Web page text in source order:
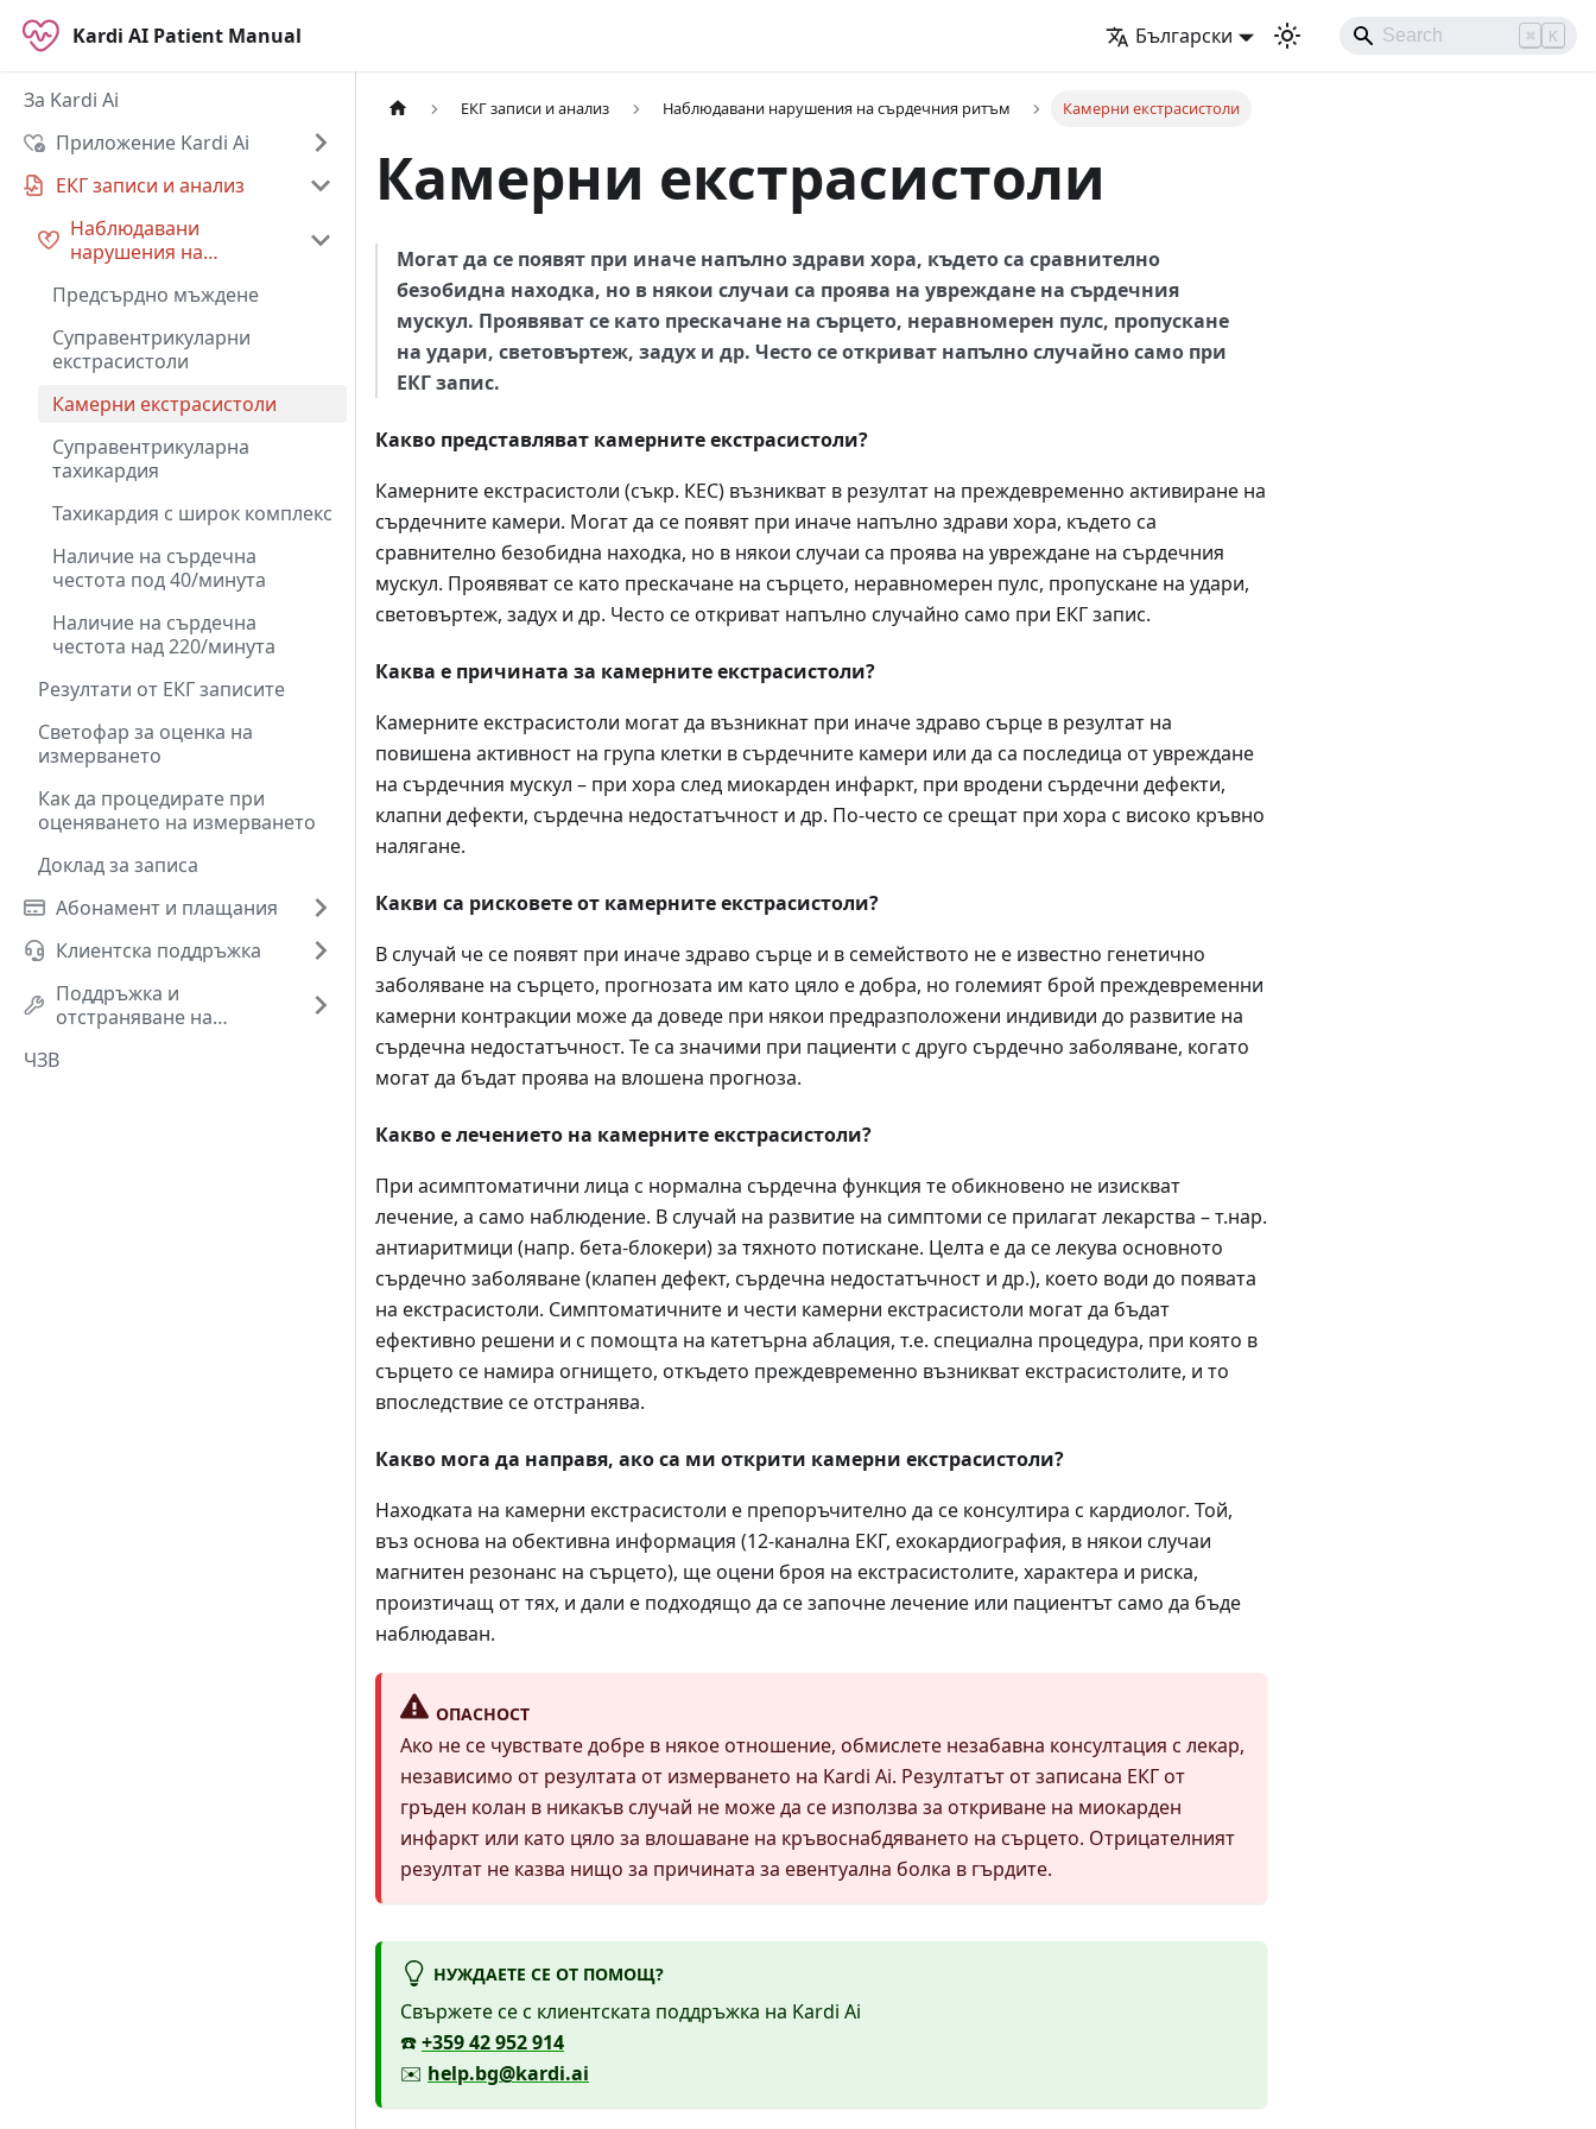
Kardi AI Patient Manual Български ⌘ K
За Kardi Ai
Приложение Kardi Ai
ЕКГ записи и анализ
Наблюдавани
нарушения на
Предсърдно мъждене
Суправентрикуларни
екстрасистоли
Камерни екстрасистоли
Суправентрикуларна
тахикардия
Тахикардия с широк комплекс
Наличие на сърдечна
честота под 40/минута
Наличие на сърдечна
честота над 220/минута
Резултати от ЕКГ записите
Светофар за оценка на
измерването
Как да процедирате при
оценяването на измерването
Доклад за записа
Абонамент и плащания
Клиентска поддръжка
Поддръжка и
отстраняване на
ЧЗВ
ЕКГ записи и анализ Наблюдавани нарушения на сърдечния ритъм Камерни екстрасистоли
Камерни екстрасистоли
Могат да се появят при иначе напълно здрави хора, където са сравнително
безобидна находка, но в някои случаи са проява на увреждане на сърдечния
мускул. Проявяват се като прескачане на сърцето, неравномерен пулс, пропускане
на удари, световъртеж, задух и др. Често се откриват напълно случайно само при
ЕКГ запис.
Какво представляват камерните екстрасистоли?
Камерните екстрасистоли (съкр. КЕС) възникват в резултат на преждевременно активиране на
сърдечните камери. Могат да се появят при иначе напълно здрави хора, където са
сравнително безобидна находка, но в някои случаи са проява на увреждане на сърдечния
мускул. Проявяват се като прескачане на сърцето, неравномерен пулс, пропускане на удари,
световъртеж, задух и др. Често се откриват напълно случайно само при ЕКГ запис.
Каква е причината за камерните екстрасистоли?
Камерните екстрасистоли могат да възникнат при иначе здраво сърце в резултат на
повишена активност на група клетки в сърдечните камери или да са последица от увреждане
на сърдечния мускул – при хора след миокарден инфаркт, при вродени сърдечни дефекти,
клапни дефекти, сърдечна недостатъчност и др. По-често се срещат при хора с високо кръвно
налягане.
Какви са рисковете от камерните екстрасистоли?
В случай че се появят при иначе здраво сърце и в семейството не е известно генетично
заболяване на сърцето, прогнозата им като цяло е добра, но големият брой преждевременни
камерни контракции може да доведе при някои предразположени индивиди до развитие на
сърдечна недостатъчност. Те са значими при пациенти с друго сърдечно заболяване, когато
могат да бъдат проява на влошена прогноза.
Какво е лечението на камерните екстрасистоли?
При асимптоматични лица с нормална сърдечна функция те обикновено не изискват
лечение, а само наблюдение. В случай на развитие на симптоми се прилагат лекарства – т.нар.
антиаритмици (напр. бета-блокери) за тяхното потискане. Целта е да се лекува основното
сърдечно заболяване (клапен дефект, сърдечна недостатъчност и др.), което води до появата
на екстрасистоли. Симптоматичните и чести камерни екстрасистоли могат да бъдат
ефективно решени и с помощта на катетърна аблация, т.е. специална процедура, при която в
сърцето се намира огнището, откъдето преждевременно възникват екстрасистолите, и то
впоследствие се отстранява.
Какво мога да направя, ако са ми открити камерни екстрасистоли?
Находката на камерни екстрасистоли е препоръчително да се консултира с кардиолог. Той,
въз основа на обективна информация (12-канална ЕКГ, ехокардиография, в някои случаи
магнитен резонанс на сърцето), ще оцени броя на екстрасистолите, характера и риска,
произтичащ от тях, и дали е подходящо да се започне лечение или пациентът само да бъде
наблюдаван.
ОПАСНОСТ
Ако не се чувствате добре в някое отношение, обмислете незабавна консултация с лекар,
независимо от резултата от измерването на Kardi Ai. Резултатът от записана ЕКГ от
гръден колан в никакъв случай не може да се използва за откриване на миокарден
инфаркт или като цяло за влошаване на кръвоснабдяването на сърцето. Отрицателният
резултат не казва нищо за причината за евентуална болка в гърдите.
НУЖДАЕТЕ СЕ ОТ ПОМОЩ?
Свържете се с клиентската поддръжка на Kardi Ai
☎️+359 42 952 914
✉️ help.bg@kardi.ai